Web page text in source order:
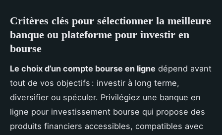
Critères clés pour sélectionner la meilleure
banque ou plateforme pour investir en
bourse
Le choix d’un compte bourse en ligne dépend avant
tout de vos objectifs : investir à long terme,
diversifier ou spéculer. Privilégiez une banque en
ligne pour investissement bourse qui propose des
produits financiers accessibles, compatibles avec